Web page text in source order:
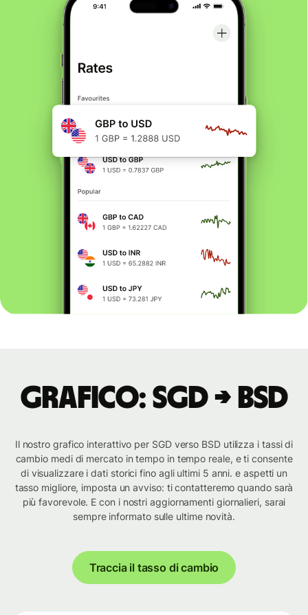
Grafico: SGD → BSD
Il nostro grafico interattivo per SGD verso BSD utilizza i tassi di
cambio medi di mercato in tempo in tempo reale, e ti consente
di visualizzare i dati storici fino agli ultimi 5 anni. e aspetti un
tasso migliore, imposta un avviso: ti contatteremo quando sarà
più favorevole. E con i nostri aggiornamenti giornalieri, sarai
sempre informato sulle ultime novità.
Traccia il tasso di cambio